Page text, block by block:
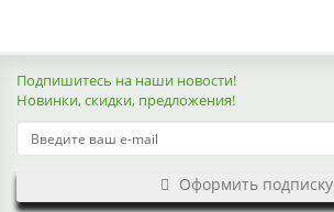
Подпишитесь на наши новости!
Новинки, скидки, предложения!
Оформить подписку